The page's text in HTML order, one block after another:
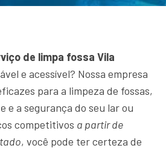
de limpa fossa Vila
e acessível? Nossa empresa
para a limpeza de fossas,
e a segurança do seu lar ou
competitivos a partir de
, você pode ter certeza de